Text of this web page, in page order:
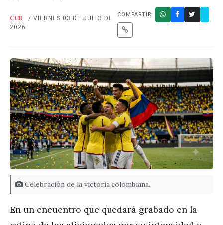
CCB
/ VIERNES 03 DE JULIO DE
2026
COMPARTIR:
Celebración de la victoria colombiana.
En un encuentro que quedará grabado en la